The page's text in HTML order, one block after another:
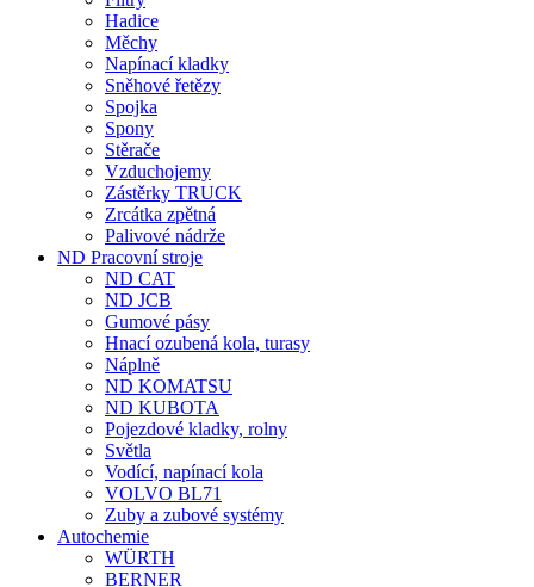
Hadice
Měchy
Napínací kladky
Sněhové řetězy
Spojka
Spony
Stěrače
Vzduchojemy
Zástěrky TRUCK
Zrcátka zpětná
Palivové nádrže
ND Pracovní stroje
ND CAT
ND JCB
Gumové pásy
Hnací ozubená kola, turasy
Náplně
ND KOMATSU
ND KUBOTA
Pojezdové kladky, rolny
Světla
Vodící, napínací kola
VOLVO BL71
Zuby a zubové systémy
Autochemie
WÜRTH
BERNER